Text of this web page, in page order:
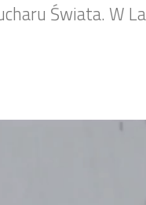
Świata. W